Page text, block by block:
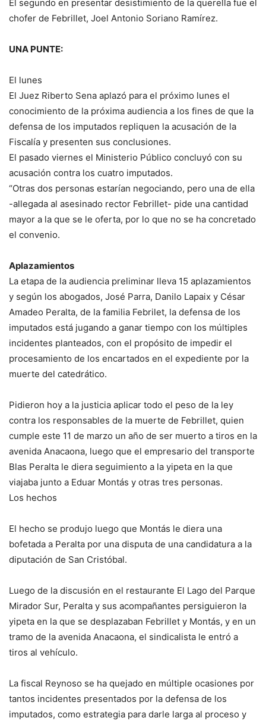
El segundo en presentar desistimiento de la querella fue el
chofer de Febrillet, Joel Antonio Soriano Ramírez.
UNA PUNTE:
El lunes
El Juez Riberto Sena aplazó para el próximo lunes el
conocimiento de la próxima audiencia a los fines de que la
defensa de los imputados repliquen la acusación de la
Fiscalía y presenten sus conclusiones.
El pasado viernes el Ministerio Público concluyó con su
acusación contra los cuatro imputados.
“Otras dos personas estarían negociando, pero una de ella
-allegada al asesinado rector Febrillet- pide una cantidad
mayor a la que se le oferta, por lo que no se ha concretado
el convenio.
Aplazamientos
La etapa de la audiencia preliminar lleva 15 aplazamientos
y según los abogados, José Parra, Danilo Lapaix y César
Amadeo Peralta, de la familia Febrilet, la defensa de los
imputados está jugando a ganar tiempo con los múltiples
incidentes planteados, con el propósito de impedir el
procesamiento de los encartados en el expediente por la
muerte del catedrático.
Pidieron hoy a la justicia aplicar todo el peso de la ley
contra los responsables de la muerte de Febrillet, quien
cumple este 11 de marzo un año de ser muerto a tiros en la
avenida Anacaona, luego que el empresario del transporte
Blas Peralta le diera seguimiento a la yipeta en la que
viajaba junto a Eduar Montás y otras tres personas.
Los hechos
El hecho se produjo luego que Montás le diera una
bofetada a Peralta por una disputa de una candidatura a la
diputación de San Cristóbal.
Luego de la discusión en el restaurante El Lago del Parque
Mirador Sur, Peralta y sus acompañantes persiguieron la
yipeta en la que se desplazaban Febrillet y Montás, y en un
tramo de la avenida Anacaona, el sindicalista le entró a
tiros al vehículo.
La fiscal Reynoso se ha quejado en múltiple ocasiones por
tantos incidentes presentados por la defensa de los
imputados, como estrategia para darle larga al proceso y